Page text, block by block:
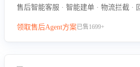
售
领取售后Agent方案已售1699+